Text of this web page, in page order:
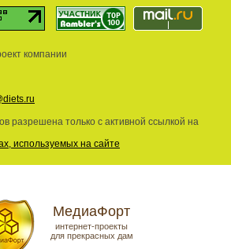
компании
разрешена только с активной ссылкой на
используемых на сайте
МедиаФорт
интернет-проекты
для прекрасных дам